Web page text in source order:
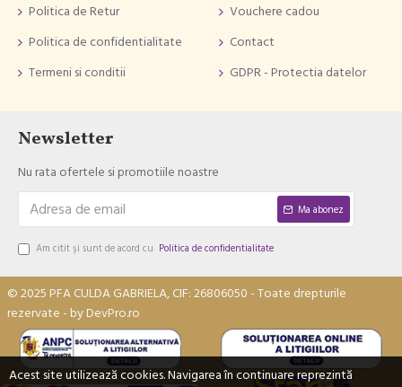
Politica de Retur
Politica de confidentialitate
Termeni si conditii
Vouchere cadou
Contact
GDPR - Protectia datelor
Newsletter
Nu rata ofertele si promotiile noastre
Ma abonez
Am citit şi sunt de acord cu Politica de confidentialitate
© 2025 PFA CULDA GABRIELA, CIF: 26806050 - Toate drepturile
rezervate - by DevPro.ro
Acest site utilizează cookies. Navigarea în continuare reprezintă